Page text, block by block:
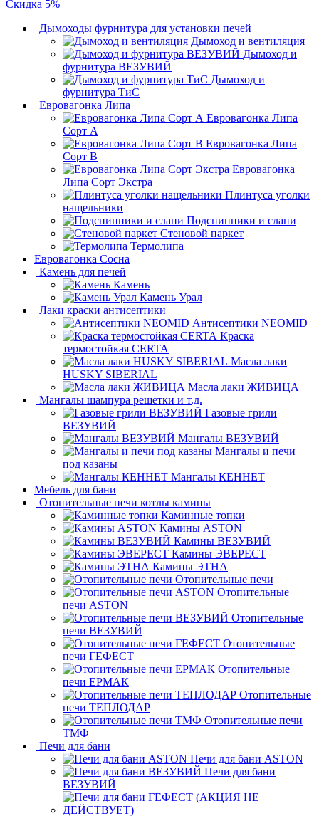
Скидка 5%
Дымоходы фурнитура для установки печей
Дымоход и вентиляция
Дымоход и
фурнитура ВЕЗУВИЙ
Дымоход и
фурнитура ТиС
Евровагонка Липа
Евровагонка Липа
Сорт А
Евровагонка Липа
Сорт В
Евровагонка
Липа Сорт Экстра
Плинтуса уголки
нащельники
Подспинники и слани
Стеновой паркет
Термолипа
Евровагонка Сосна
Камень для печей
Камень
Камень Урал
Лаки краски антисептики
Антисептики NEOMID
Краска
термостойкая CERTA
Масла лаки
HUSKY SIBERIAL
Масла лаки ЖИВИЦА
Мангалы шампура решетки и т.д.
Газовые грили
ВЕЗУВИЙ
Мангалы ВЕЗУВИЙ
Мангалы и печи
под казаны
Мангалы КЕННЕТ
Мебель для бани
Отопительные печи котлы камины
Каминные топки
Камины ASTON
Камины ВЕЗУВИЙ
Камины ЭВЕРЕСТ
Камины ЭТНА
Отопительные печи
Отопительные
печи ASTON
Отопительные
печи ВЕЗУВИЙ
Отопительные
печи ГЕФЕСТ
Отопительные
печи ЕРМАК
Отопительные
печи ТЕПЛОДАР
Отопительные печи
ТМФ
Печи для бани
Печи для бани ASTON
Печи для бани
ВЕЗУВИЙ